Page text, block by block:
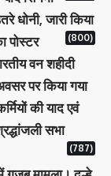
धोनी, जारी किया
पोस्टर
(800)
वन शहीदी
पर किया गया
की याद एवं
सभा
(787)